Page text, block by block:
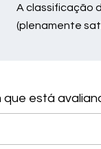
A classificação
(plenamente
que está